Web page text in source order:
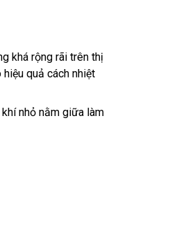
khá rộng rãi trên thị
quả cách nhiệt
nhỏ nằm giữa làm